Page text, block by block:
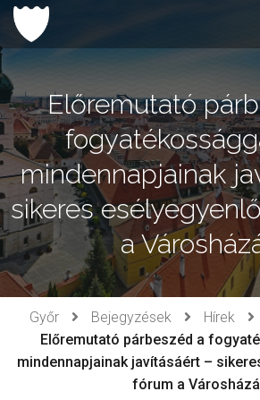
Ugrás
tartalomhoz
Előremutató
mindennapjainak
sikeres
a
Győr Bejegyzések Hírek
Előremutató párbeszéd a
mindennapjainak javításáért –
fórum a